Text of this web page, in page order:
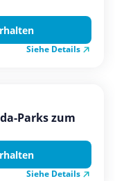
Siehe Details
Parks zum
Siehe Details